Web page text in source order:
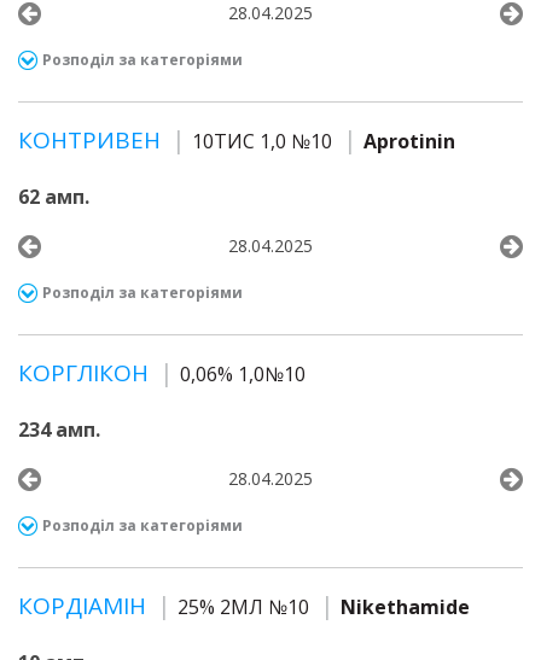
28.04.2025
Розподіл за категоріями
КОНТРИВЕН 10ТИС 1,0 №10 Aprotinin
62 амп.
28.04.2025
Розподіл за категоріями
КОРГЛІКОН 0,06% 1,0№10
234 амп.
28.04.2025
Розподіл за категоріями
КОРДІАМІН 25% 2МЛ №10 Nikethamide